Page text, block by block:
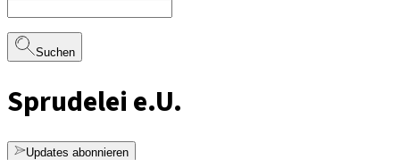
Suchen
Sprudelei e.U.
Updates abonnieren